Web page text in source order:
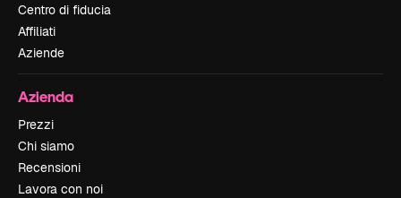
Centro di fiducia
Affiliati
Aziende
Azienda
Prezzi
Chi siamo
Recensioni
Lavora con noi